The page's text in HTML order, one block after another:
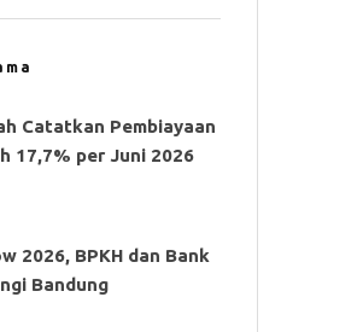
Catatkan Pembiayaan
17,7% per Juni 2026
2026, BPKH dan Bank
Bandung